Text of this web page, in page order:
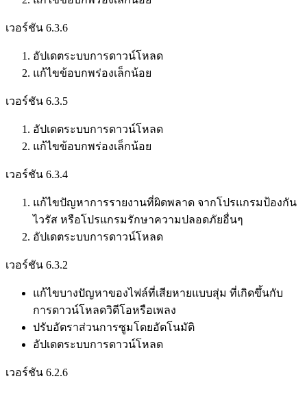
เวอร์ชัน 6.3.6
อัปเดตระบบการดาวน์โหลด
แก้ไขข้อบกพร่องเล็กน้อย
เวอร์ชัน 6.3.5
อัปเดตระบบการดาวน์โหลด
แก้ไขข้อบกพร่องเล็กน้อย
เวอร์ชัน 6.3.4
แก้ไขปัญหาการรายงานที่ผิดพลาด จากโปรแกรมป้องกัน
ไวรัส หรือโปรแกรมรักษาความปลอดภัยอื่นๆ
อัปเดตระบบการดาวน์โหลด
เวอร์ชัน 6.3.2
แก้ไขบางปัญหาของไฟล์ที่เสียหายแบบสุ่ม ที่เกิดขึ้นกับ
การดาวน์โหลดวิดีโอหรือเพลง
ปรับอัตราส่วนการซูมโดยอัตโนมัติ
อัปเดตระบบการดาวน์โหลด
เวอร์ชัน 6.2.6